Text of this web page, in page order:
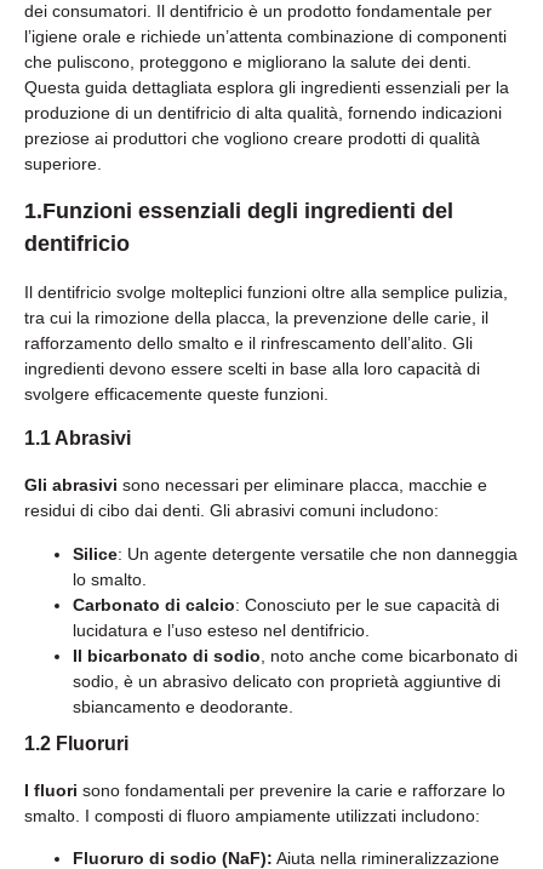
dei consumatori. Il dentifricio è un prodotto fondamentale per
l’igiene orale e richiede un’attenta combinazione di componenti
che puliscono, proteggono e migliorano la salute dei denti.
Questa guida dettagliata esplora gli ingredienti essenziali per la
produzione di un dentifricio di alta qualità, fornendo indicazioni
preziose ai produttori che vogliono creare prodotti di qualità
superiore.
1.Funzioni essenziali degli ingredienti del
dentifricio
Il dentifricio svolge molteplici funzioni oltre alla semplice pulizia,
tra cui la rimozione della placca, la prevenzione delle carie, il
rafforzamento dello smalto e il rinfrescamento dell’alito. Gli
ingredienti devono essere scelti in base alla loro capacità di
svolgere efficacemente queste funzioni.
1.1 Abrasivi
Gli abrasivi sono necessari per eliminare placca, macchie e
residui di cibo dai denti. Gli abrasivi comuni includono:
Silice: Un agente detergente versatile che non danneggia
lo smalto.
Carbonato di calcio: Conosciuto per le sue capacità di
lucidatura e l’uso esteso nel dentifricio.
Il bicarbonato di sodio , noto anche come bicarbonato di
sodio, è un abrasivo delicato con proprietà aggiuntive di
sbiancamento e deodorante.
1.2 Fluoruri
I fluori sono fondamentali per prevenire la carie e rafforzare lo
smalto. I composti di fluoro ampiamente utilizzati includono:
Fluoruro di sodio (NaF): Aiuta nella rimineralizzazione